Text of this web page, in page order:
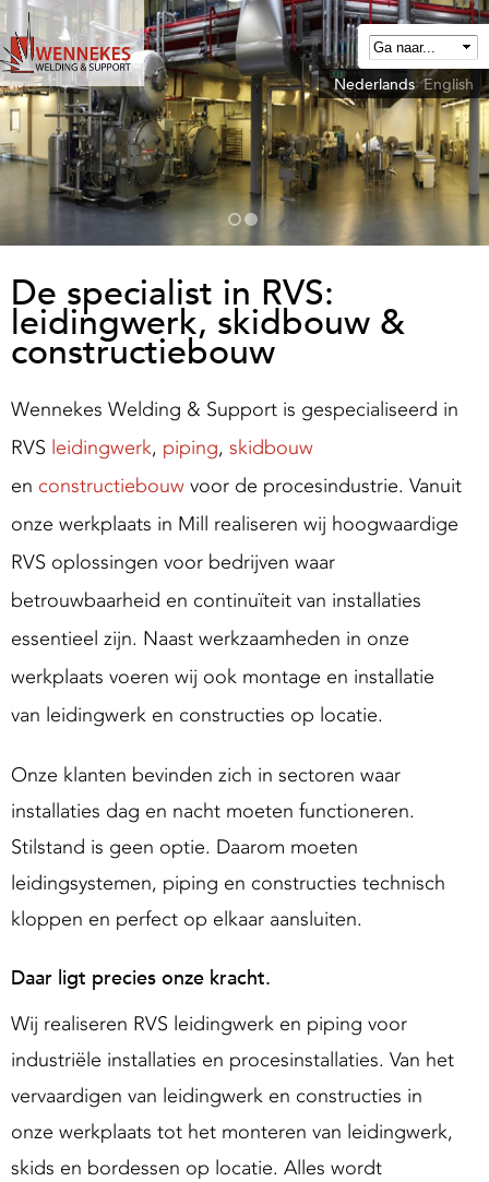
Overslaan
en
naar
de
algemene
inhoud
gaan
Nederlands English
De specialist in RVS:
leidingwerk, skidbouw &
constructiebouw
Wennekes Welding & Support is gespecialiseerd in
RVS leidingwerk, piping, skidbouw
en constructiebouw voor de procesindustrie. Vanuit
onze werkplaats in Mill realiseren wij hoogwaardige
RVS oplossingen voor bedrijven waar
betrouwbaarheid en continuïteit van installaties
essentieel zijn. Naast werkzaamheden in onze
werkplaats voeren wij ook montage en installatie
van leidingwerk en constructies op locatie.
Onze klanten bevinden zich in sectoren waar
installaties dag en nacht moeten functioneren.
Stilstand is geen optie. Daarom moeten
leidingsystemen, piping en constructies technisch
kloppen en perfect op elkaar aansluiten.
Daar ligt precies onze kracht.
Wij realiseren RVS leidingwerk en piping voor
industriële installaties en procesinstallaties. Van het
vervaardigen van leidingwerk en constructies in
onze werkplaats tot het monteren van leidingwerk,
skids en bordessen op locatie. Alles wordt